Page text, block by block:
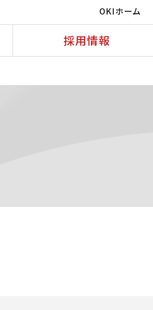
OKIホーム
採用情報